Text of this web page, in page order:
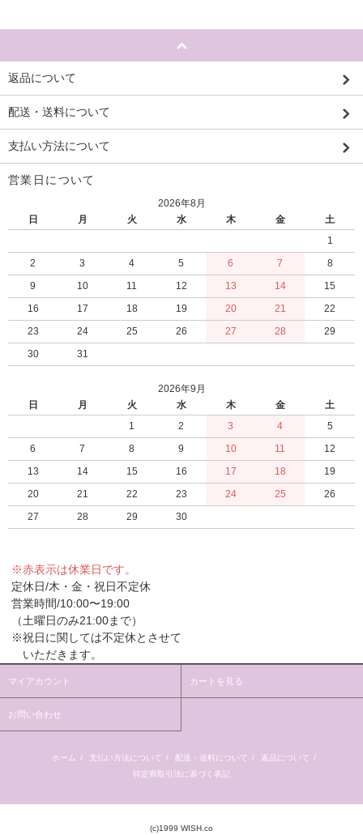
返品について
配送・送料について
支払い方法について
営業日について
2026年8月
日
月 火 水 木 金
土
1
2
3 4 5 6 7
8
9
10 11 12 13 14
15
16
17 18 19 20 21
22
23
24 25 26 27 28
29
30
31
2026年9月
日
月 火 水 木 金
土
1
2 3 4
5
6
7 8 9 10 11
12
13
14 15 16 17 18
19
20
21 22 23 24 25
26
27
28 29 30
※赤表示は休業日です。
定休日/木・金・祝日不定休
営業時間/10:00〜19:00
（土曜日のみ21:00まで）
※祝日に関しては不定休とさせて
いただきます。
マイアカウント カートを見る
お問い合わせ
ホーム / 支払い方法について / 配送・送料について / 返品について /
特定商取引法に基づく表記
(c)1999 WISH.co